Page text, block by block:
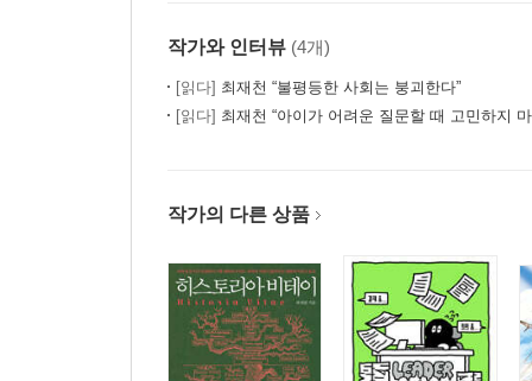
작가와 인터뷰 (4개)
[읽다] 최재천 “불평등한 사회는 붕괴한다”
[읽다] 최재천 “아이가 어려운 질문할 때 고민하지
작가의 다른 상품